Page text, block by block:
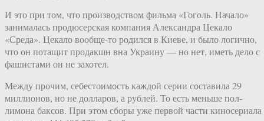
И это при том, что производством фильма «Гоголь. Начало»
занималась продюсерская компания Александра Цекало
«Среда». Цекало вообще-то родился в Киеве, и было логично,
что он потащит продакшн вна Украину — но нет, иметь дело с
фашистами он не захотел.
Между прочим, себестоимость каждой серии составила 29
миллионов, но не долларов, а рублей. То есть меньше пол-
лимона баксов. При этом сборы уже первой части киносериала